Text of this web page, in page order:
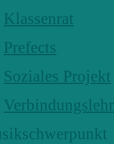
Klassenrat
Prefects
Soziales Projekt